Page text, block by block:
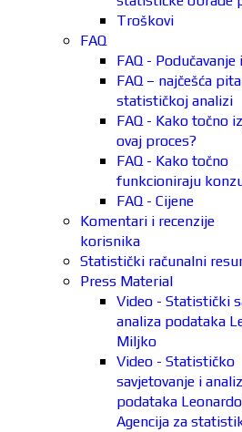
Troškovi
FAQ
FAQ - Podučavanje
FAQ – najčešća
statističkoj analizi
FAQ - Kako točno
ovaj proces?
FAQ - Kako točno
funkcioniraju
FAQ - Cijene
Komentari i recenzije
korisnika
Statistički računalni
Press Material
Video - Statistički
analiza podataka
Miljko
Video - Statističko
savjetovanje i
podataka
Agencija za